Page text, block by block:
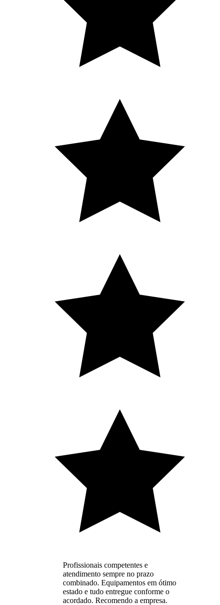
Profissionais competentes e
atendimento sempre no prazo
combinado. Equipamentos em ótimo
estado e tudo entregue conforme o
acordado. Recomendo a empresa.